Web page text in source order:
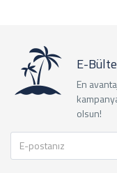
E-
En
olsun!